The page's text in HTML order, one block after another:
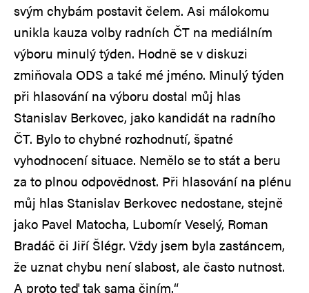
svým chybám postavit čelem. Asi málokomu
unikla kauza volby radních ČT na mediálním
výboru minulý týden. Hodně se v diskuzi
zmiňovala ODS a také mé jméno. Minulý týden
při hlasování na výboru dostal můj hlas
Stanislav Berkovec, jako kandidát na radního
ČT. Bylo to chybné rozhodnutí, špatné
vyhodnocení situace. Nemělo se to stát a beru
za to plnou odpovědnost. Při hlasování na plénu
můj hlas Stanislav Berkovec nedostane, stejně
jako Pavel Matocha, Lubomír Veselý, Roman
Bradáč či Jiří Šlégr. Vždy jsem byla zastáncem,
že uznat chybu není slabost, ale často nutnost.
A proto teď tak sama činím.“